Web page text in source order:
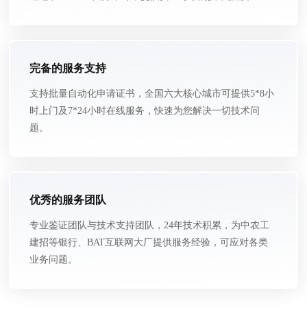
完备的服务支持
支持批量自动化申请证书，全国六大核心城市可提供5*8小
时上门及7*24小时在线服务，快速为您解决一切技术问
题。
优秀的服务团队
专业鉴证团队与技术支持团队，24年技术积累，为中农工
建招等银行、BAT互联网大厂提供服务经验，可应对各类
业务问题。